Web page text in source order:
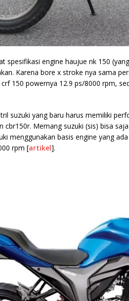
spesifikasi engine haujue nk 150
Karena bore x stroke nya sama
150 powernya 12.9 ps/8000 rpm,
suzuki yang baru harus memiliki
cbr150r. Memang suzuki (sis) bisa
menggunakan basis engine yang
rpm [artikel].